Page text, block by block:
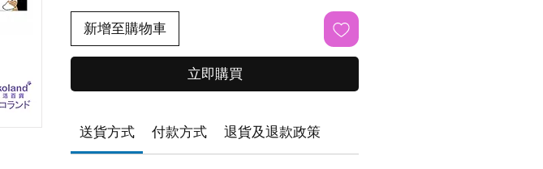
新增至購物車
立即購買
送貨方式 付款方式 退貨及退款政策